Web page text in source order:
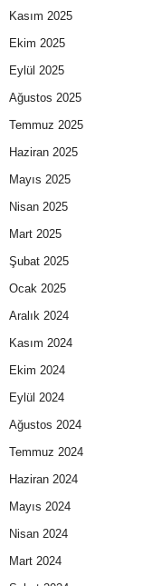
Kasım 2025
Ekim 2025
Eylül 2025
Ağustos 2025
Temmuz 2025
Haziran 2025
Mayıs 2025
Nisan 2025
Mart 2025
Şubat 2025
Ocak 2025
Aralık 2024
Kasım 2024
Ekim 2024
Eylül 2024
Ağustos 2024
Temmuz 2024
Haziran 2024
Mayıs 2024
Nisan 2024
Mart 2024